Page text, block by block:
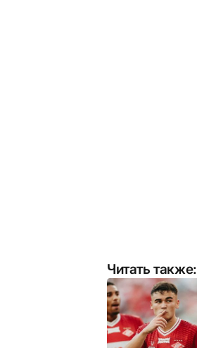
Читать также: